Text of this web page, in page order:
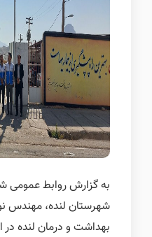
به گزارش روابط عمومی
شهرستان لنده، مهندس
بهداشت و درمان لنده در